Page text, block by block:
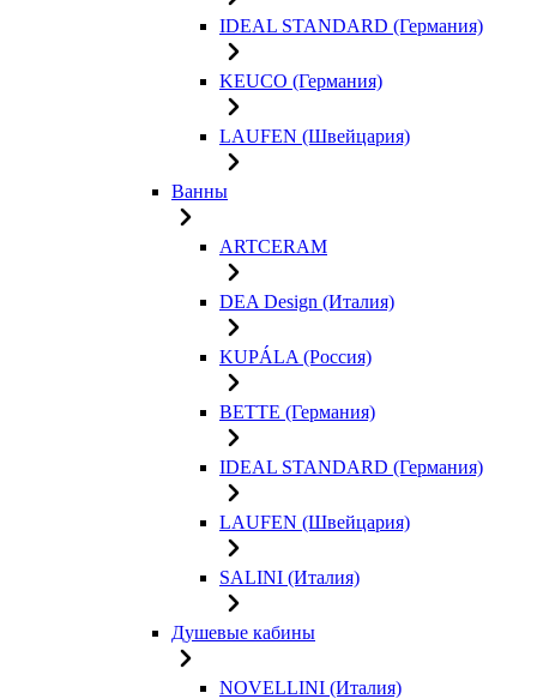
IDEAL STANDARD (Германия)
KEUCO (Германия)
LAUFEN (Швейцария)
Ванны
ARTCERAM
DEA Design (Италия)
KUPÁLA (Россия)
BETTE (Германия)
IDEAL STANDARD (Германия)
LAUFEN (Швейцария)
SALINI (Италия)
Душевые кабины
NOVELLINI (Италия)